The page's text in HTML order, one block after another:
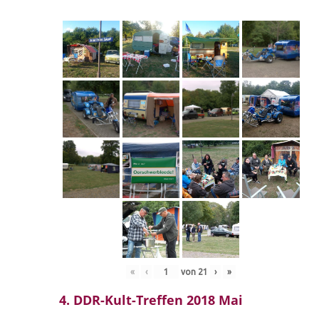
« ‹ von 21 › »
4. DDR-Kult-Treffen 2018 Mai